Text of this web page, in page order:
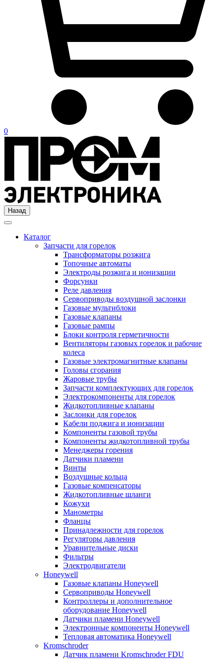
0
Назад
Каталог
Запчасти для горелок
Трансформаторы розжига
Топочные автоматы
Электроды розжига и ионизации
Форсунки
Реле давления
Сервоприводы воздушной заслонки
Газовые мультиблоки
Газовые клапаны
Газовые рампы
Блоки контроля герметичности
Вентиляторы газовых горелок и рабочие
колеса
Газовые электромагнитные клапаны
Головы сгорания
Жаровые трубы
Запчасти комплектующих для горелок
Электрокомпоненты для горелок
Жидкотопливные клапаны
Заслонки для горелок
Кабели поджига и ионизации
Компоненты газовой трубы
Компоненты жидкотопливной трубы
Менеджеры горения
Датчики пламени
Винты
Воздушные кольца
Газовые компенсаторы
Жидкотопливные шланги
Кожухи
Манометры
Фланцы
Принадлежности для горелок
Регуляторы давления
Уравнительные диски
Фильтры
Электродвигатели
Honeywell
Газовые клапаны Honeywell
Сервоприводы Honeywell
Контроллеры и дополнительное
оборудование Honeywell
Датчики пламени Honeywell
Электронные компоненты Honeywell
Тепловая автоматика Honeywell
Kromschroder
Датчик пламени Kromschroder FDU